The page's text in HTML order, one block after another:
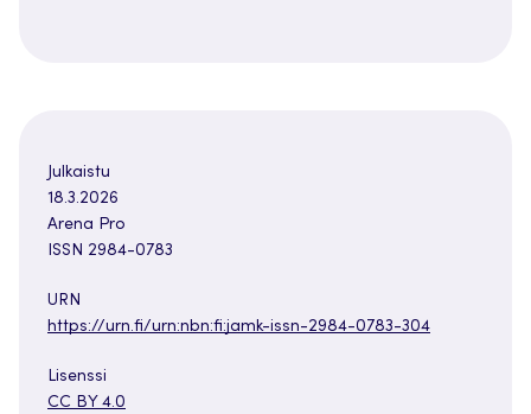
Julkaistu
18.3.2026
Arena Pro
ISSN 2984-0783
URN
https://urn.fi/urn:nbn:fi:jamk-issn-2984-0783-304
Lisenssi
CC BY 4.0